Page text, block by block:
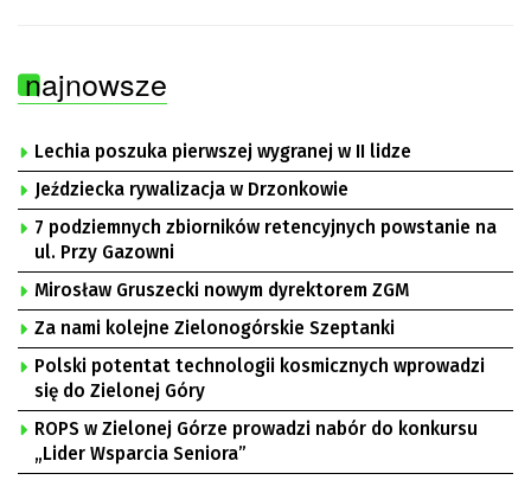
najnowsze
Lechia poszuka pierwszej wygranej w II lidze
Jeździecka rywalizacja w Drzonkowie
7 podziemnych zbiorników retencyjnych powstanie na
ul. Przy Gazowni
Mirosław Gruszecki nowym dyrektorem ZGM
Za nami kolejne Zielonogórskie Szeptanki
Polski potentat technologii kosmicznych wprowadzi
się do Zielonej Góry
ROPS w Zielonej Górze prowadzi nabór do konkursu
„Lider Wsparcia Seniora”